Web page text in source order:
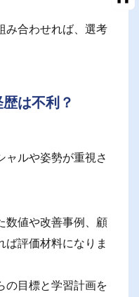
み合わせれば、選考
は不利？
ャルや姿勢が重視さ
数値や改善事例、顧
評価材料になりま
の目標と学習計画を